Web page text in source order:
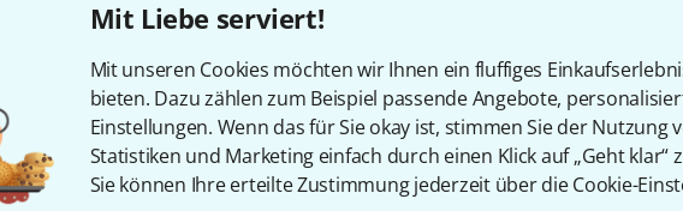
Mit Liebe serviert!
Mit unseren Cookies möchten wir Ihnen ein fluffiges
bieten. Dazu zählen zum Beispiel passende Angebote,
Einstellungen. Wenn das für Sie okay ist, stimmen Sie der Nutzung
Statistiken und Marketing einfach durch einen Klick auf „Geht klar“
Sie können Ihre erteilte Zustimmung jederzeit über die Cookie-
2
Prestige Modell BC1193G-2-0
bis tief C
Eb-/Ab- Heber